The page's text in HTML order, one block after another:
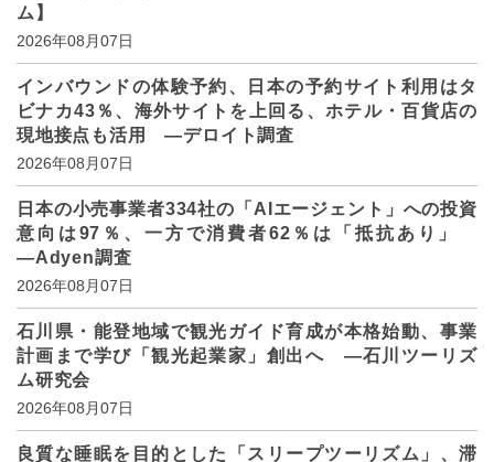
ム】
2026年08月07日
インバウンドの体験予約、日本の予約サイト利用はタ
ビナカ43％、海外サイトを上回る、ホテル・百貨店の
現地接点も活用 ―デロイト調査
2026年08月07日
日本の小売事業者334社の「AIエージェント」への投資
意向は97％、一方で消費者62％は「抵抗あり」
―Adyen調査
2026年08月07日
石川県・能登地域で観光ガイド育成が本格始動、事業
計画まで学び「観光起業家」創出へ ―石川ツーリズ
ム研究会
2026年08月07日
良質な睡眠を目的とした「スリープツーリズム」、滞